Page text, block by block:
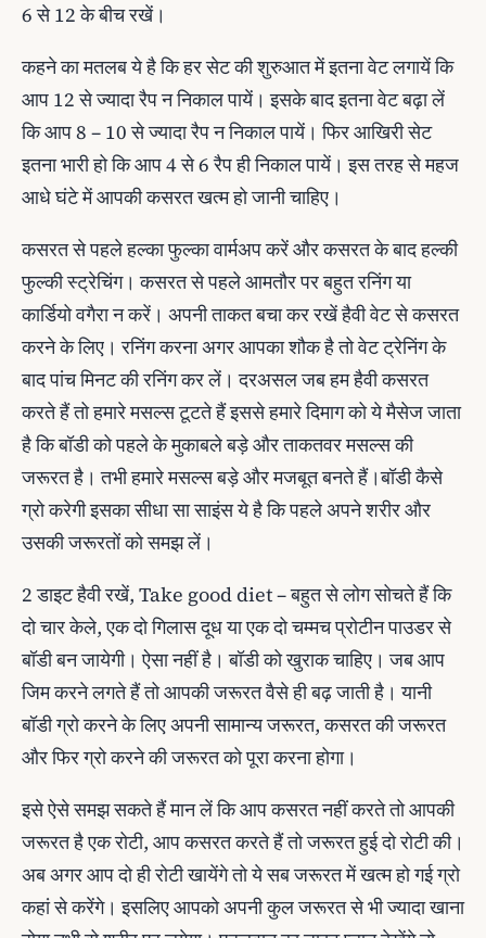
6 से 12 के बीच रखें।
कहने का मतलब ये है कि हर सेट की शुरुआत में इतना वेट लगायें कि
आप 12 से ज्यादा रैप न निकाल पायें। इसके बाद इतना वेट बढ़ा लें
कि आप 8 – 10 से ज्यादा रैप न निकाल पायें। फिर आखिरी सेट
इतना भारी हो कि आप 4 से 6 रैप ही निकाल पायें। इस तरह से महज
आधे घंटे में आपकी कसरत खत्म हो जानी चाहिए।
कसरत से पहले हल्‍का फुल्‍का वार्मअप करें और कसरत के बाद हल्‍की
फुल्‍की स्ट्रेचिंग। कसरत से पहले आमतौर पर बहुत रनिंग या
कार्डियो वगैरा न करें। अपनी ताकत बचा कर रखें हैवी वेट से कसरत
करने के लिए। रनिंग करना अगर आपका शौक है तो वेट ट्रेनिंग के
बाद पांच मिनट की रनिंग कर लें। दरअसल जब हम हैवी कसरत
करते हैं तो हमारे मसल्स टूटते हैं इससे हमारे दिमाग को ये मैसेज जाता
है कि बॉडी को पहले के मुकाबले बड़े और ताकतवर मसल्स की
जरूरत है। तभी हमारे मसल्स बड़े और मजबूत बनते हैं।बॉडी कैसे
ग्रो करेगी इसका सीधा सा साइंस ये है कि पहले अपने शरीर और
उसकी जरूरतों को समझ लें।
2 डाइट हैवी रखें, Take good diet – बहुत से लोग सोचते हैं कि
दो चार केले, एक दो गिलास दूध या एक दो चम्मच प्रोटीन पाउडर से
बॉडी बन जायेगी। ऐसा नहीं है। बॉडी को खुराक चाहिए। जब आप
जिम करने लगते हैं तो आपकी जरूरत वैसे ही बढ़ जाती है। यानी
बॉडी ग्रो करने के लिए अपनी सामान्य जरूरत, कसरत की जरूरत
और फिर ग्रो करने की जरूरत को पूरा करना होगा।
इसे ऐसे समझ सकते हैं मान लें कि आप कसरत नहीं करते तो आपकी
जरूरत है एक रोटी, आप कसरत करते हैं तो जरूरत हुई दो रोटी की।
अब अगर आप दो ही रोटी खायेंगे तो ये सब जरूरत में खत्म हो गई ग्रो
कहां से करेंगे। इसलिए आपको अपनी कुल जरूरत से भी ज्यादा खाना